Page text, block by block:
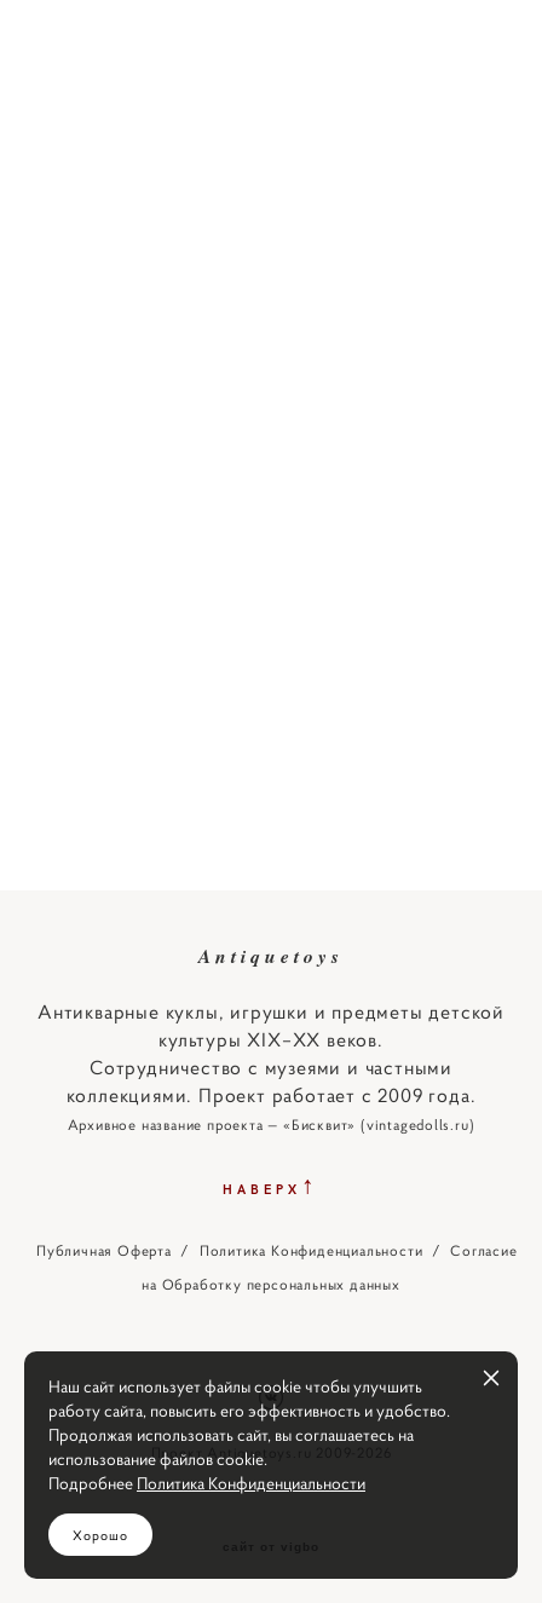
Antiquetoys
Антикварные куклы, игрушки и предметы детской
культуры XIX–XX веков.
Сотрудничество с музеями и частными
коллекциями. Проект работает с 2009 года.
Архивное название проекта — «Бисквит» (vintagedolls.ru)
НАВЕРХ ↑
Публичная Оферта / Политика Конфиденциальности /Согласие
на Обработку персональных данных
Проект Antiquetoys.ru 2009-2026
Наш сайт использует файлы cookie чтобы улучшить
работу сайта, повысить его эффективность и удобство.
Продолжая использовать сайт, вы соглашаетесь на
использование файлов cookie.
Подробнее Политика Конфиденциальности
Хорошо